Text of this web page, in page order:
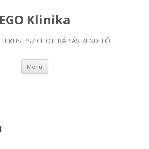
EGO Klinika
PSZICHOTERÁPIÁS RENDELŐ
Menü Kilépés
tartalomba